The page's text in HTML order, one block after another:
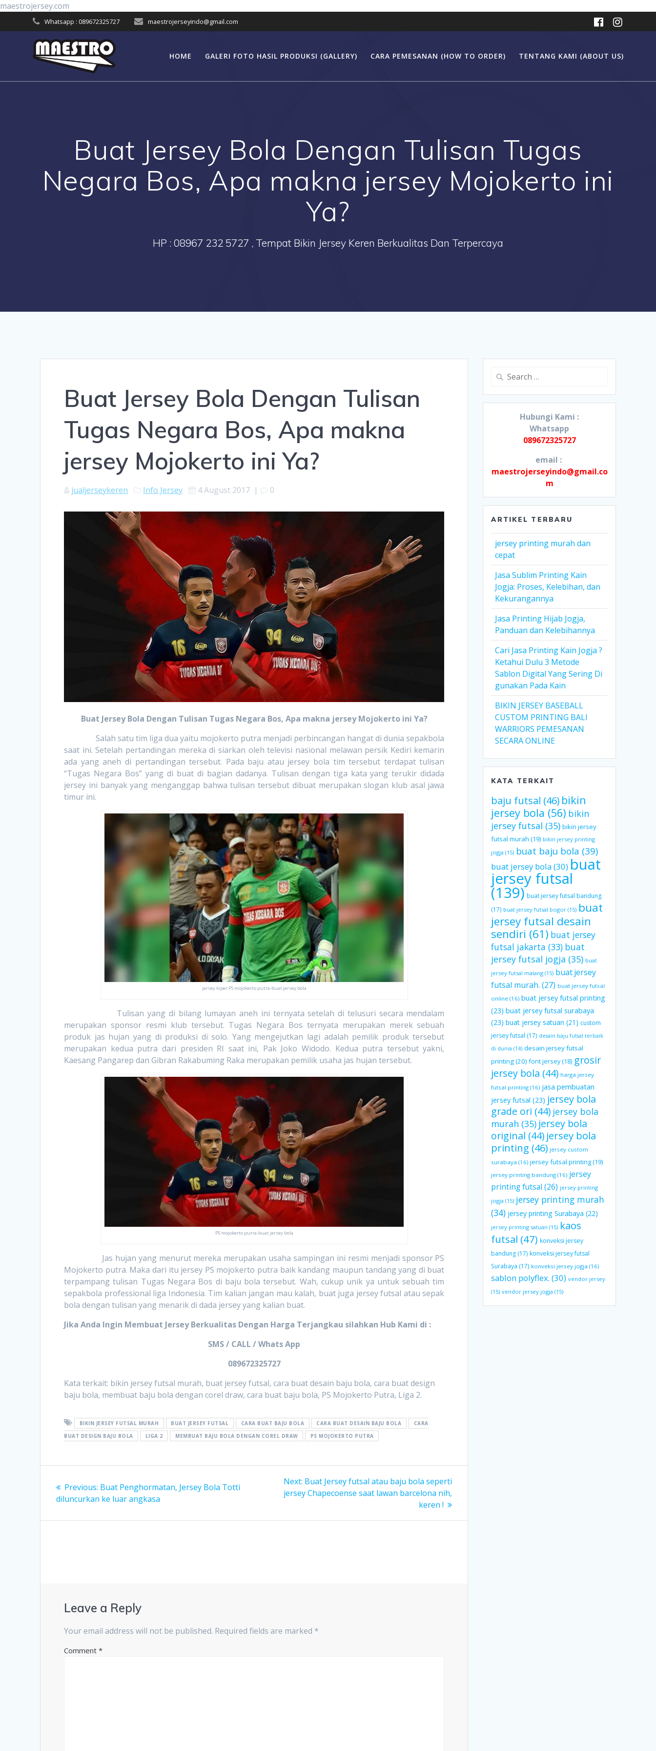
maestrojersey.com
content
Whatsapp : 089672325727 maestrojerseyindo@gmail.com
HOME GALERI FOTO HASIL PRODUKSI (GALLERY) CARA PEMESANAN (HOW TO ORDER) TENTANG KAMI (ABOUT US)
Buat Jersey Bola Dengan Tulisan Tugas
Negara Bos, Apa makna jersey Mojokerto ini
Ya?
HP : 08967 232 5727 , Tempat Bikin Jersey Keren Berkualitas Dan Terpercaya
Buat Jersey Bola Dengan Tulisan
Tugas Negara Bos, Apa makna
jersey Mojokerto ini Ya?
jualjerseykeren Info Jersey 4 August 2017 | 0
Buat Jersey Bola Dengan Tulisan Tugas Negara Bos, Apa makna jersey Mojokerto ini Ya?
Salah satu tim liga dua yaitu mojokerto putra menjadi perbincangan hangat di dunia sepakbola
saat ini. Setelah pertandingan mereka di siarkan oleh televisi nasional melawan persik Kediri kemarin
ada yang aneh di pertandingan tersebut. Pada baju atau jersey bola tim tersebut terdapat tulisan
“Tugas Negara Bos” yang di buat di bagian dadanya. Tulisan dengan tiga kata yang terukir didada
jersey ini banyak yang menganggap bahwa tulisan tersebut dibuat merupakan slogan klub asal jawa
timur ini.
jersey kiper PS mojokerto putra-buat jersey bola
Tulisan yang di bilang lumayan aneh ini ternyata setelah di telusuri secara mendalam
merupakan sponsor resmi klub tersebut. Tugas Negara Bos ternyata merupakan merek sebuah
produk jas hujan yang di produksi di solo. Yang mengejutkan lagi adalah pemilik produk tersebut
merupakan kedua putra dari presiden RI saat ini, Pak Joko Widodo. Kedua putra tersebut yakni,
Kaesang Pangarep dan Gibran Rakabuming Raka merupakan pemilik usaha jas hujan tersebut.
PS mojokerto putra-buat jersey bola
Jas hujan yang menurut mereka merupakan usaha sampingan ini resmi menjadi sponsor PS
Mojokerto putra. Maka dari itu jersey PS mojokerto putra baik kandang maupun tandang yang di buat
terpampang tulisan Tugas Negara Bos di baju bola tersebut. Wah, cukup unik ya untuk sebuah tim
sepakbola professional liga Indonesia. Tim kalian jangan mau kalah, buat juga jersey futsal atau sepak
bola dengan tulisan yang menarik di dada jersey yang kalian buat.
Jika Anda Ingin Membuat Jersey Berkualitas Dengan Harga Terjangkau silahkan Hub Kami di :
SMS / CALL / Whats App
089672325727
Kata terkait: bikin jersey futsal murah, buat jersey futsal, cara buat desain baju bola, cara buat design
baju bola, membuat baju bola dengan corel draw, cara buat baju bola, PS Mojokerto Putra, Liga 2.
BIKIN JERSEY FUTSAL MURAH BUAT JERSEY FUTSAL CARA BUAT BAJU BOLA CARA BUAT DESAIN BAJU BOLA
CARA
BUAT DESIGN BAJU BOLA
LIGA 2 MEMBUAT BAJU BOLA DENGAN COREL DRAW PS MOJOKERTO PUTRA
navigation
Previous: Previous
post:
Buat Penghormatan, Jersey Bola Totti
diluncurkan ke luar angkasa
Next: Next
post:
Buat Jersey futsal atau baju bola seperti
jersey Chapecoense saat lawan barcelona nih,
keren !
Leave a Reply
Your email address will not be published. Required fields are marked *
Comment*
Search
Hubungi Kami :
Whatsapp
089672325727
email :
maestrojerseyindo@gmail.co
m
ARTIKEL TERBARU
jersey printing murah dan
cepat
Jasa Sublim Printing Kain
Jogja: Proses, Kelebihan, dan
Kekurangannya
Jasa Printing Hijab Jogja,
Panduan dan Kelebihannya
Cari Jasa Printing Kain Jogja ?
Ketahui Dulu 3 Metode
Sablon Digital Yang Sering Di
gunakan Pada Kain
BIKIN JERSEY BASEBALL
CUSTOM PRINTING BALI
WARRIORS PEMESANAN
SECARA ONLINE
KATA TERKAIT
baju futsal (46) bikin
jersey bola (56) bikin
jersey futsal (35) bikin jersey
futsal murah (19) bikin jersey printing
jogja (15) buat baju bola (39)
buat jersey bola(30) buat
jersey futsal
(139) buat jersey futsal bandung.
(17) buat jersey futsal bogor (15) buat
jersey futsal desain
sendiri (61) buat jersey
futsal jakarta (33) buat
jersey futsal jogja (35) buat
jersey futsal malang (15) buat jersey
futsal murah. (27) buat jersey futsal
online (16) buat jersey futsal printing
(23) buat jersey futsal surabaya
(23) buat jersey satuan (21) custom
jersey futsal (17) desain baju futsal terbaik
di dunia (14) desain jersey futsal
printing(20) font jersey(18) grosir
jersey bola (44) harga jersey
futsal printing (16) jasa pembuatan
jersey futsal (23) jersey bola
grade ori (44) jersey bola
murah (35) jersey bola
original (44) jersey bola
printing (46) jersey custom
surabaya (16) jersey futsal printing(19)
jersey printing bandung (16) jersey
printing futsal (26) jersey printing
jogja (15) jersey printing murah
(34) jersey printing Surabaya (22)
jersey printing satuan (15) kaos
futsal (47) konveksi jersey
bandung (17) konveksi jersey futsal
Surabaya (17) konveksi jersey jogja (16)
sablon polyflex. (30) vendor jersey
(15) vendor jersey jogja (15)